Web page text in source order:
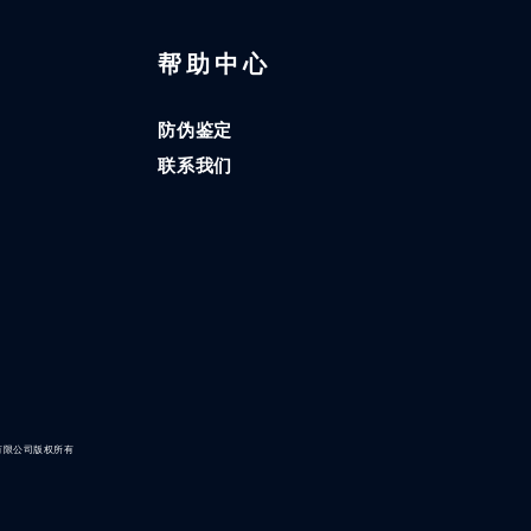
帮助中心
防伪鉴定
联系我们
限公司版权所有